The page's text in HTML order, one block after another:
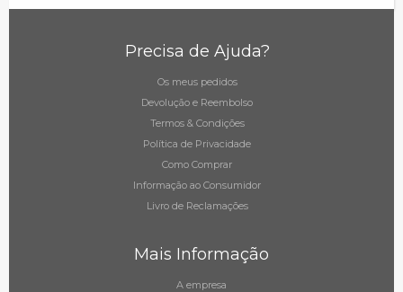
Precisa de Ajuda?
Os meus pedidos
Devolução e Reembolso
Termos & Condições
Política de Privacidade
Como Comprar
Informação ao Consumidor
Livro de Reclamações
Mais Informação
A empresa